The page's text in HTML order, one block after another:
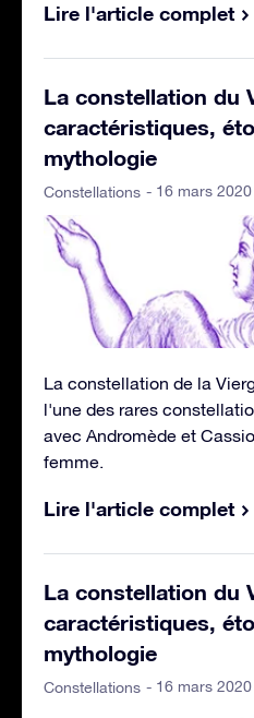
Lire l'article complet
La constellation du
caractéristiques,
mythologie
Constellations - 16 mars 2020
La constellation de la
l'une des rares
avec Andromède et
femme.
Lire l'article complet
La constellation du
caractéristiques,
mythologie
Constellations - 16 mars 2020